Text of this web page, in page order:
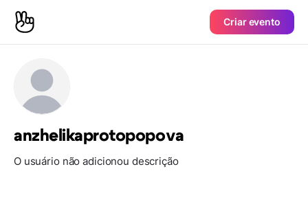
Criar evento
anzhelikaprotopopova
O usuário não adicionou descrição